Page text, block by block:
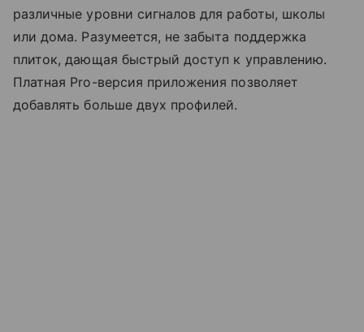
различные уровни сигналов для работы, школы
или дома. Разумеется, не забыта поддержка
плиток, дающая быстрый доступ к управлению.
Платная Pro-версия приложения позволяет
добавлять больше двух профилей.